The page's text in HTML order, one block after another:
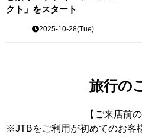
クト」をスタート
2025-10-28(Tue)
旅行の
【ご来店前
※JTBをご利用が初めてのお客